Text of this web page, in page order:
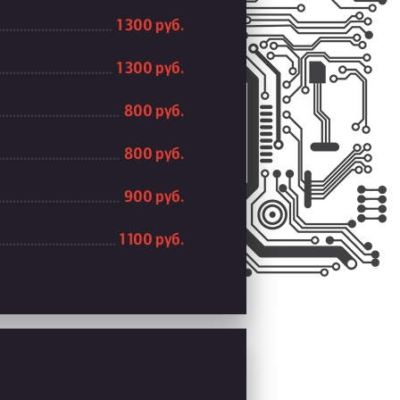
1 300 руб.
1 300 руб.
800 руб.
800 руб.
900 руб.
1 100 руб.